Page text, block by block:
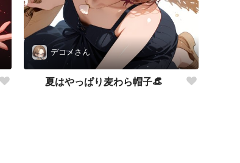
デコメさん
夏はやっぱり麦わら帽子👒